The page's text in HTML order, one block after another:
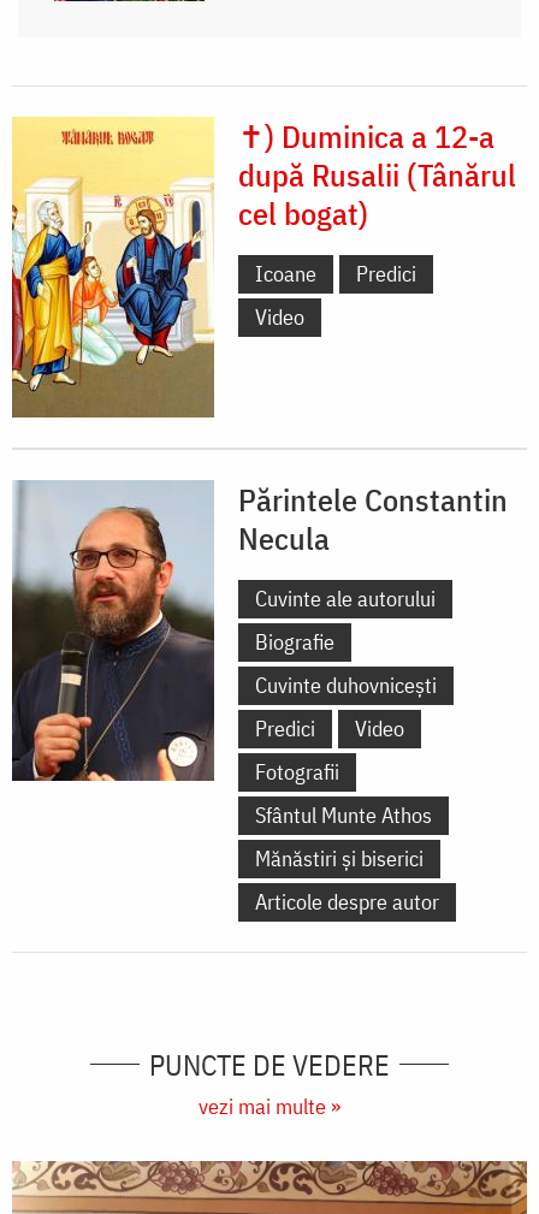
✝) Duminica a 12-a
după Rusalii (Tânărul
cel bogat)
Icoane
Predici
Video
Părintele Constantin
Necula
Cuvinte ale autorului
Biografie
Cuvinte duhovnicești
Predici
Video
Fotografii
Sfântul Munte Athos
Mănăstiri și biserici
Articole despre autor
PUNCTE DE VEDERE
vezi mai multe »